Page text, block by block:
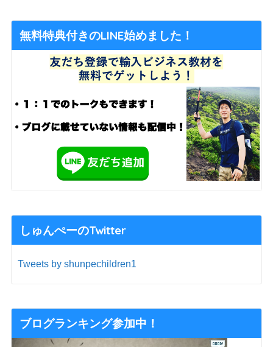
無料特典付きのLINE始めました！
しゅんぺーのTwitter
Tweets by shunpechildren1
ブログランキング参加中！